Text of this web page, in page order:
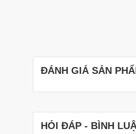
ĐÁNH GIÁ SẢN
HỎI ĐÁP - BÌNH